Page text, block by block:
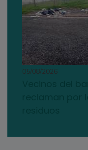
05/08/2026